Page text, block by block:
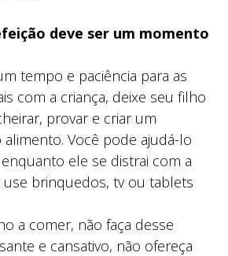
deve ser um momento
tempo e paciência para as
com a criança, deixe seu filho
provar e criar um
Você pode ajudá-lo
ele se distrai com a
use brinquedos, tv ou tablets
a comer, não faça desse
e cansativo, não ofereça